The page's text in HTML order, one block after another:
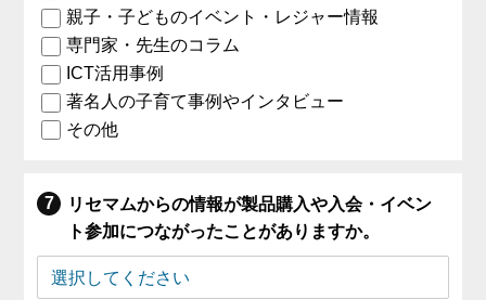
親子・子どものイベント・レジャー情報
専門家・先生のコラム
ICT活用事例
著名人の子育て事例やインタビュー
その他
リセマムからの情報が製品購入や入会・イベン
ト参加につながったことがありますか。